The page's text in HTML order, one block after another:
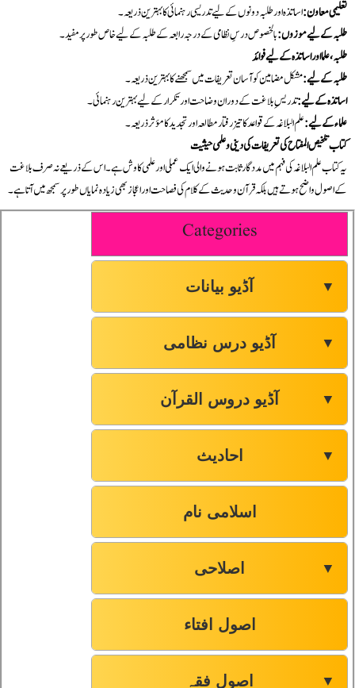
تعلیمی معاون:اساتذہ اور طلبہ دونوں کے لیے تدریسی رہنمائی کا بہترین ذریعہ۔
طلبہ کے لیے موزوں:بالخصوص درسِ نظامی کے درجہ رابعہ کے طلبہ کے لیے خاص طور پر مفید۔
طلبہ، علما اور اساتذہ کے لیے فوائد
طلبہ کے لیے:مشکل مضامین کو آسان تعریفات میں سمجھنے کا بہترین ذریعہ۔
اساتذہ کے لیے:تدریسِ بلاغت کے دوران وضاحت اور تکرار کے لیے بہترین رہنمائی۔
علماء کے لیے:علم البلاغہ کے قواعد کا تیز رفتار مطالعہ اور تجدید کا مؤثر ذریعہ۔
کتاب تلخیص المفتاح کی تعریفات کی دینی و علمی حیثیت
یہ کتاب علم البلاغہ کی فہم میں مددگار ثابت ہونے والی ایک عملی اور علمی کاوش ہے۔ اس کے ذریعے نہ صرف بلاغت
کے اصول واضح ہوتے ہیں بلکہ قرآن و حدیث کے کلام کی فصاحت اور اعجاز بھی زیادہ نمایاں طور پر سمجھ میں آتا ہے۔
Categories
آڈیو بیانات ▼
آڈیو درس نظامی ▼
آڈیو دروس القرآن ▼
احادیث ▼
اسلامی نام
اصلاحی ▼
اصول افتاء
اصول فقہ ▼